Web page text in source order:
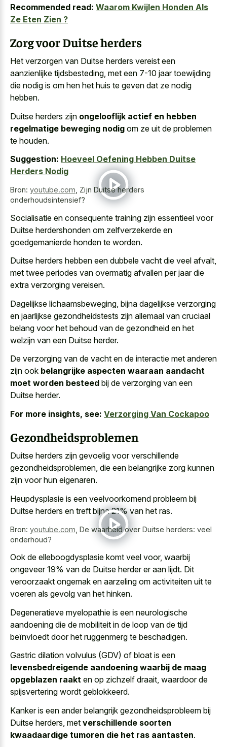
Recommended read: Waarom Kwijlen Honden Als
Ze Eten Zien ?
Zorg voor Duitse herders
Het verzorgen van Duitse herders vereist een
aanzienlijke tijdsbesteding, met een 7-10 jaar toewijding
die nodig is om hen het huis te geven dat ze nodig
hebben.
Duitse herders zijn ongelooflijk actief en hebben
regelmatige beweging nodig om ze uit de problemen
te houden.
Suggestion: Hoeveel Oefening Hebben Duitse
Herders Nodig
Bron: youtube.com Zijn Duitse herders
onderhoudsintensief?
Socialisatie en consequente training zijn essentieel voor
Duitse herdershonden om zelfverzekerde en
goedgemanierde honden te worden.
Duitse herders hebben een dubbele vacht die veel afvalt,
met twee periodes van overmatig afvallen per jaardie
extra verzorging vereisen.
Dagelijkse lichaamsbeweging, bijna dagelijkse verzorging
en jaarlijkse gezondheidstests zijn allemaal van cruciaal
belang voor het behoud van de gezondheid en het
welzijn van een Duitse herder.
De verzorging van de vacht en de interactie met anderen
zijn ook belangrijke aspecten waaraan aandacht
moet worden besteed bij de verzorging van een
Duitse herder.
For more insights, see: Verzorging Van Cockapoo
Gezondheidsproblemen
Duitse herders zijn gevoelig voor verschillende
gezondheidsproblemen, die een belangrijke zorg kunnen
zijn voor hun eigenaren.
Heupdysplasie is een veelvoorkomend probleem bij
Duitse herders en treft bijna 21% van het ras.
Bron: youtube.com De waarheid over Duitse herders: veel
onderhoud?
Ook de elleboogdysplasie komt veel voor, waarbij
ongeveer 19% van de Duitse herder er aan lijdt. Dit
veroorzaakt ongemak en aarzeling om activiteiten uit te
voeren als gevolg van het hinken.
Degeneratieve myelopathie is een neurologische
aandoening die de mobiliteit in de loop van de tijd
beïnvloedt door het ruggenmerg te beschadigen.
Gastric dilation volvulus (GDV) of bloat is een
levensbedreigende aandoening waarbij de maag
opgeblazen raakt en op zichzelf draait, waardoor de
spijsvertering wordt geblokkeerd.
Kanker is een ander belangrijk gezondheidsprobleem bij
Duitse herders, met verschillende soorten
kwaadaardige tumoren die het ras aantasten.